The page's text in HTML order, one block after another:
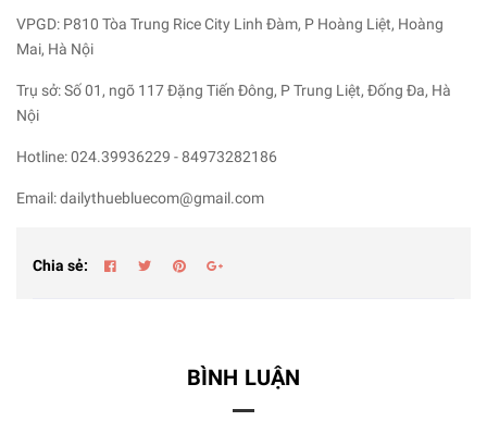
VPGD: P810 Tòa Trung Rice City Linh Đàm, P Hoàng Liệt, Hoàng
Mai, Hà Nội
Trụ sở: Số 01, ngõ 117 Đặng Tiến Đông, P Trung Liệt, Đống Đa, Hà
Nội
Hotline: 024.39936229 - 84973282186
Email: dailythuebluecom@gmail.com
Chia sẻ:
BÌNH LUẬN